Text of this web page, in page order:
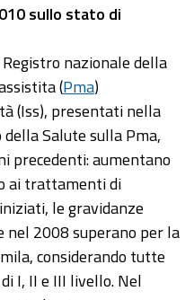
sullo stato di
nazionale della
(Pma)
(Iss), presentati nella
Salute sulla Pma,
precedenti: aumentano
ai trattamenti di
le gravidanze
2008 superano per la
considerando tutte
I, II e III livello. Nel